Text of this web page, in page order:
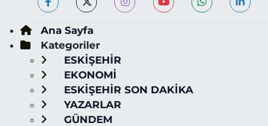
Ana Sayfa
Kategoriler
ESKİŞEHİR
EKONOMİ
ESKİŞEHİR SON DAKİKA
YAZARLAR
GÜNDEM